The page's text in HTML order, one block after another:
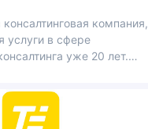
консалтинговая компания,
услуги в сфере
уже 20 лет.
частными компаниями,
органами
развития.